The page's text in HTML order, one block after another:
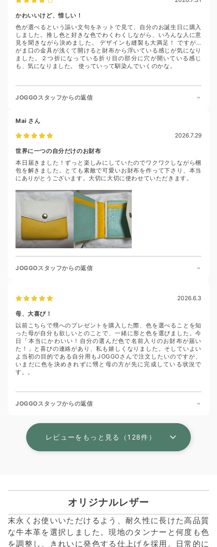
かわいいけど、惜しい！
色が選べるという謳い文句をネットで見て、自分のお誕生日に購入
しました。推し色と好きな色でわくわくしながら、いろんな人に意
見を聞きながら決めました。 デザインも縫製も大満足！ ですが…
がま口の金具が浅くて開けると財布から浮いている感じが気になり
ました。２つ折になっている折り目の部分に穴が開いている感じ
も、気になりました。 使っていって馴染んでいくのかな。
JOGGOスタッフからの返信
Mai さん
2026.7.29
世界に一つの自分だけのお財布
本日届きました！ずっと楽しみにしていたのでワクワクしながら梱
包を解きました。とても素敵で可愛いお財布を作って下さり、本当
にありがとうございます。大切に大切に使わせていただきます。
JOGGOスタッフからの返信
2026.6.3
母、大喜び！
以前こちらで甥へのプレゼントを購入した際、色を選べることを知
った母が自分も欲しいとのことで、一緒に形と色を選びました。今
日「本当にかわいい！自分の選んだ色で名前入りのお財布が届い
た！」と喜びの連絡があり、私も嬉しくなりました。そしていよい
よ当初の目的である自分用もJOGGOさんで注文したいのですが、
いまだに色を決めきれずに甥と母の方が先に完成している状況で
す。。
JOGGOスタッフからの返信
レビューをもっと見る（128件）
オリジナルレザー
末永くお使いいただけるよう、耐久性に長けた高品質
な牛本革を選択しました。現地のタンナーと何度も色
を調整し、きれいに発色する仕上げを採用。日常的に